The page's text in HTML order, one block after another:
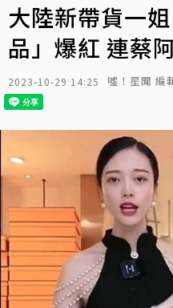
大陸新帶貨一
品」爆紅 連蔡
2023-10-29 14:25 噓！星聞 編